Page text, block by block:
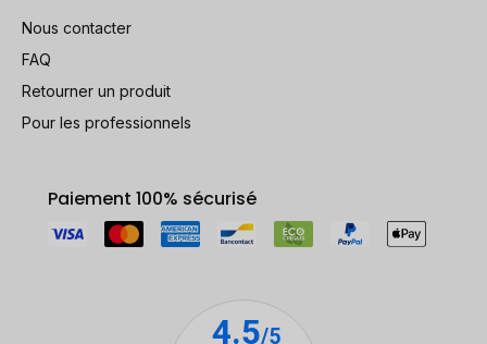
Nous contacter
FAQ
Retourner un produit
Pour les professionnels
Paiement 100% sécurisé